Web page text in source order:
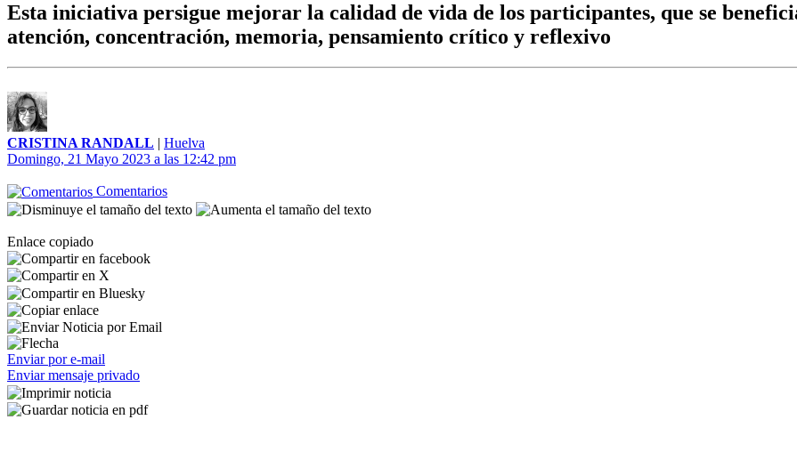
Esta iniciativa persigue mejorar la calidad de vida de los participantes, que se
atención, concentración, memoria, pensamiento crítico y reflexivo
CRISTINA RANDALL | Huelva
Domingo, 21 Mayo 2023 a las 12:42 pm
Comentarios
Enlace copiado
Enviar por e-mail
Enviar mensaje privado